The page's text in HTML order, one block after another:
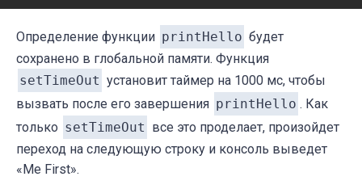
Определение функции printHello будет
сохранено в глобальной памяти. Функция
setTimeOut установит таймер на 1000 мс, чтобы
вызвать после его завершения printHello . Как
только setTimeOut все это проделает, произойдет
переход на следующую строку и консоль выведет
«Me First».